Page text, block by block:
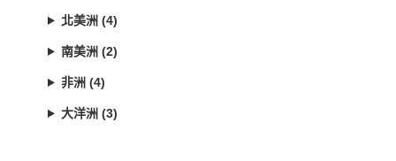
北美洲 (4)
南美洲 (2)
非洲 (4)
大洋洲 (3)